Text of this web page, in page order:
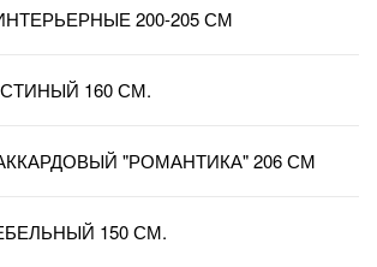
200-205 СМ
160 СМ.
"РОМАНТИКА" 206 СМ
150 СМ.